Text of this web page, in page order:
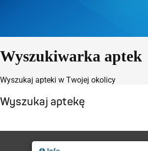
Wyszukiwarka aptek
Wyszukaj apteki w Twojej okolicy
Wyszukaj aptekę